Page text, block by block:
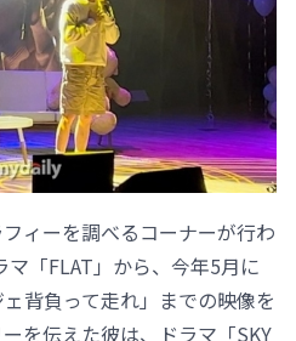
ィーを調べるコーナーが行わ
「FLAT」から、今年5月に
背負って走れ」までの映像を
を伝えた彼は、ドラマ「SKY